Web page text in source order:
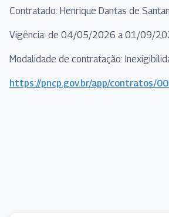
Contratado: Henrique Dantas de
Vigência: de 04/05/2026 a 01/09/
Modalidade de contratação:
https://pncp.gov.br/app/contratos/